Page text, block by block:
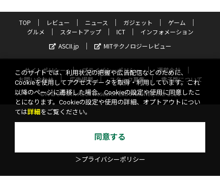
TOP レビュー ニュース ガジェット
ゲーム
グルメ
スタートアップ ICT
インフォメーション
ASCII.jp
MITテクノロジーレビュー
サイトポリシー プライバシーポリシー
運営会社
お問い合わせ
広告掲載 スタッフ募集
電子版について
©KADOKAWA ASCII Research Laboratories, Inc. 2026
このサイトでは、利用状況の把握や広告配信などのために、
Cookieを使用してアクセスデータを取得・利用しています。これ
以降のページに遷移した場合、Cookieの設定や使用に同意したこ
とになります。Cookieの設定や使用の詳細、オプトアウトについ
ては詳細 をご覧ください。
同意する
＞プライバシーポリシー